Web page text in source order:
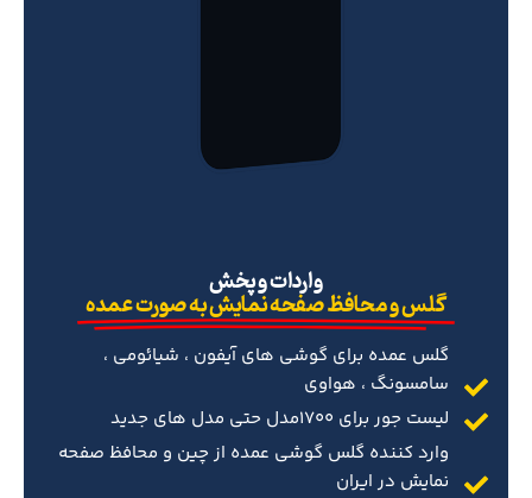
‌واردات و پخش
گلس و محافظ صفحه نمایش به صورت عمده
گلس عمده برای گوشی های آیفون ، شیائومی ،
سامسونگ ، هواوی
لیست جور برای 1700مدل حتی مدل های جدید
وارد کننده گلس گوشی عمده از چین و محافظ صفحه
نمایش در ایران